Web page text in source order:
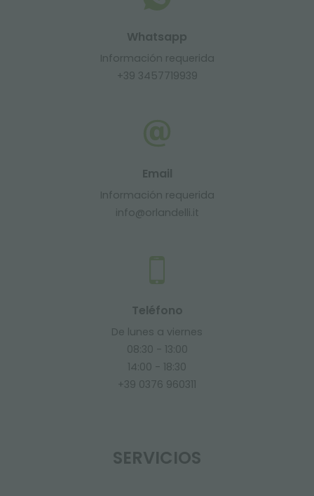
Whatsapp
Información requerida
+39 3457719939
Email
Información requerida
info@orlandelli.it
Teléfono
De lunes a viernes
08:30 - 13:00
14:00 - 18:30
+39 0376 960311
SERVICIOS